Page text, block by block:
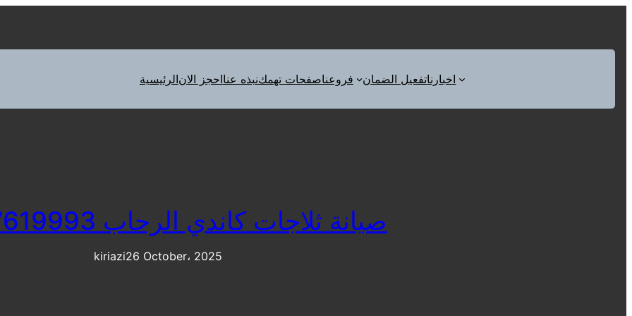
الرئيسيةاحجز الاننبذه عناصفحات تهمكفروعنا تفعيل الضماناخبارنا
صيانة ثلاجات كاندي الرحاب 01207619993
kiriazi26 October، 2025